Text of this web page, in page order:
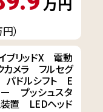
）
リッドX 電動
メラ フルセグ
パドルシフト E
プッシュスタ
置 LEDヘッド